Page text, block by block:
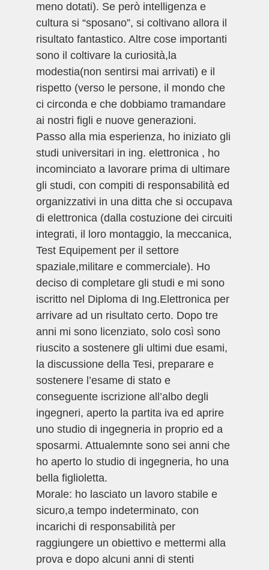
meno dotati). Se però intelligenza e
cultura si “sposano”, si coltivano allora il
risultato fantastico. Altre cose importanti
sono il coltivare la curiosità,la
modestia(non sentirsi mai arrivati) e il
rispetto (verso le persone, il mondo che
ci circonda e che dobbiamo tramandare
ai nostri figli e nuove generazioni.
Passo alla mia esperienza, ho iniziato gli
studi universitari in ing. elettronica , ho
incominciato a lavorare prima di ultimare
gli studi, con compiti di responsabilità ed
organizzativi in una ditta che si occupava
di elettronica (dalla costuzione dei circuiti
integrati, il loro montaggio, la meccanica,
Test Equipement per il settore
spaziale,militare e commerciale). Ho
deciso di completare gli studi e mi sono
iscritto nel Diploma di Ing.Elettronica per
arrivare ad un risultato certo. Dopo tre
anni mi sono licenziato, solo così sono
riuscito a sostenere gli ultimi due esami,
la discussione della Tesi, preparare e
sostenere l’esame di stato e
conseguente iscrizione all’albo degli
ingegneri, aperto la partita iva ed aprire
uno studio di ingegneria in proprio ed a
sposarmi. Attualemnte sono sei anni che
ho aperto lo studio di ingegneria, ho una
bella figlioletta.
Morale: ho lasciato un lavoro stabile e
sicuro,a tempo indeterminato, con
incarichi di responsabilità per
raggiungere un obiettivo e mettermi alla
prova e dopo alcuni anni di stenti